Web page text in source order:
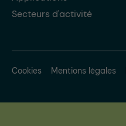
Secteurs d'activité
Cookies Mentions légales